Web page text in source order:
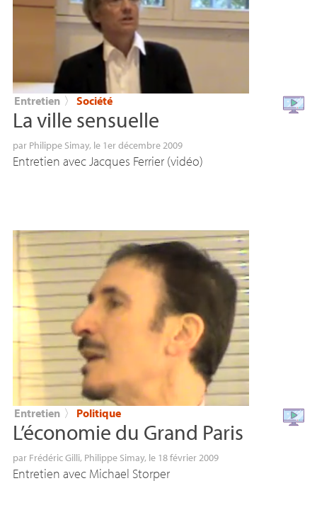
Entretien 〉 Société
La ville sensuelle
par Philippe Simay, le 1er décembre 2009
Entretien avec Jacques Ferrier (vidéo)
Entretien 〉 Politique
L’économie du Grand Paris
par Frédéric Gilli, Philippe Simay, le 18 février 2009
Entretien avec Michael Storper